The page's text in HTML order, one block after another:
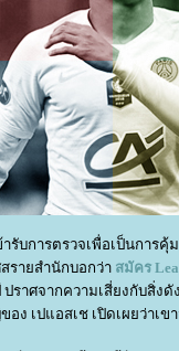
รับการตรวจเพื่อเป็นการคุ้
รายสำนักบอกว่า สมัคร
ปราศจากความเสี่ยงกับสิ่ง
ง เปแอสเช เปิดเผยว่าเ